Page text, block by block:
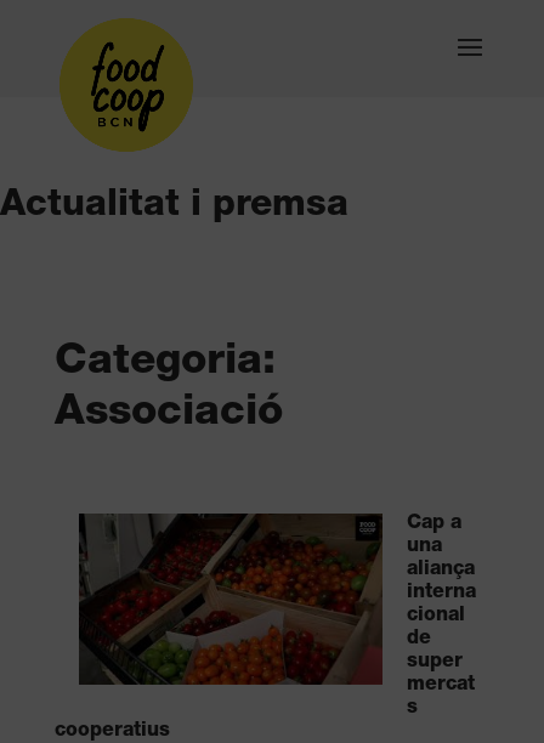
Actualitat i premsa
Categoria:
Associació
Cap a
una
aliança
interna
cional
de
super
mercat
s
cooperatius